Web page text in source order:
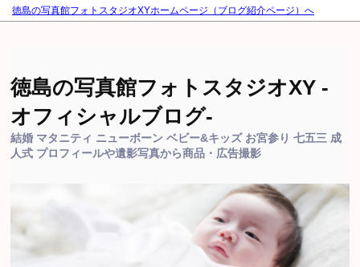
徳島の写真館フォトスタジオXYホームページ（ブログ紹介ページ）へ
徳島の写真館フォトスタジオXY -
オフィシャルブログ-
結婚 マタニティ ニューボーン ベビー&キッズ お宮参り 七五三 成
人式 プロフィールや遺影写真から商品・広告撮影